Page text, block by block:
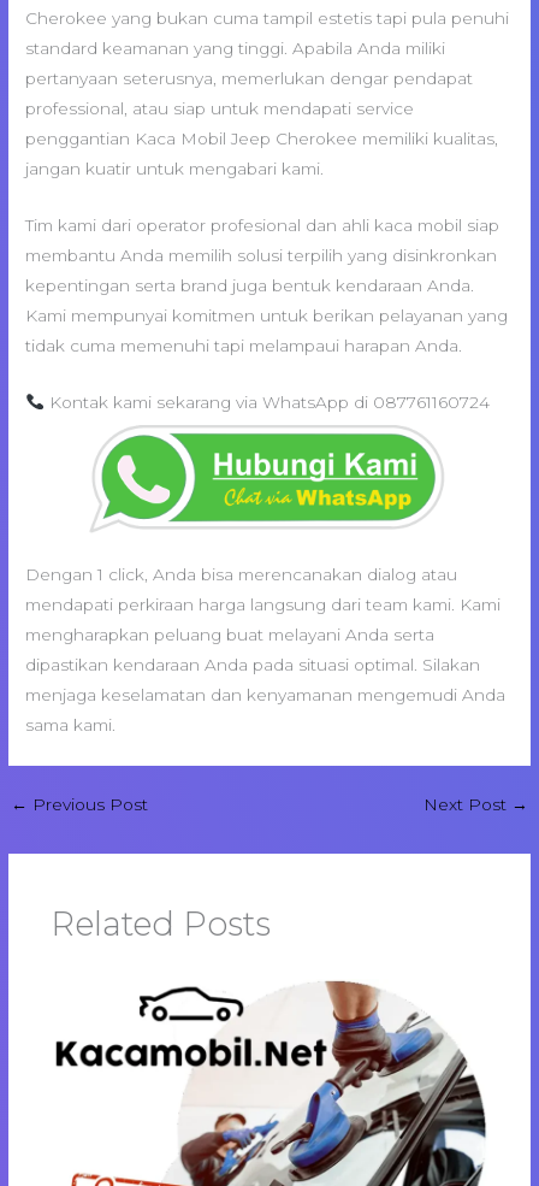
Cherokee yang bukan cuma tampil estetis tapi pula penuhi
standard keamanan yang tinggi. Apabila Anda miliki
pertanyaan seterusnya, memerlukan dengar pendapat
professional, atau siap untuk mendapati service
penggantian Kaca Mobil Jeep Cherokee memiliki kualitas,
jangan kuatir untuk mengabari kami.
Tim kami dari operator profesional dan ahli kaca mobil siap
membantu Anda memilih solusi terpilih yang disinkronkan
kepentingan serta brand juga bentuk kendaraan Anda.
Kami mempunyai komitmen untuk berikan pelayanan yang
tidak cuma memenuhi tapi melampaui harapan Anda.
Kontak kami sekarang via WhatsApp di 087761160724
Dengan 1 click, Anda bisa merencanakan dialog atau
mendapati perkiraan harga langsung dari team kami. Kami
mengharapkan peluang buat melayani Anda serta
dipastikan kendaraan Anda pada situasi optimal. Silakan
menjaga keselamatan dan kenyamanan mengemudi Anda
sama kami.
← Previous Post Next Post →
Related Posts